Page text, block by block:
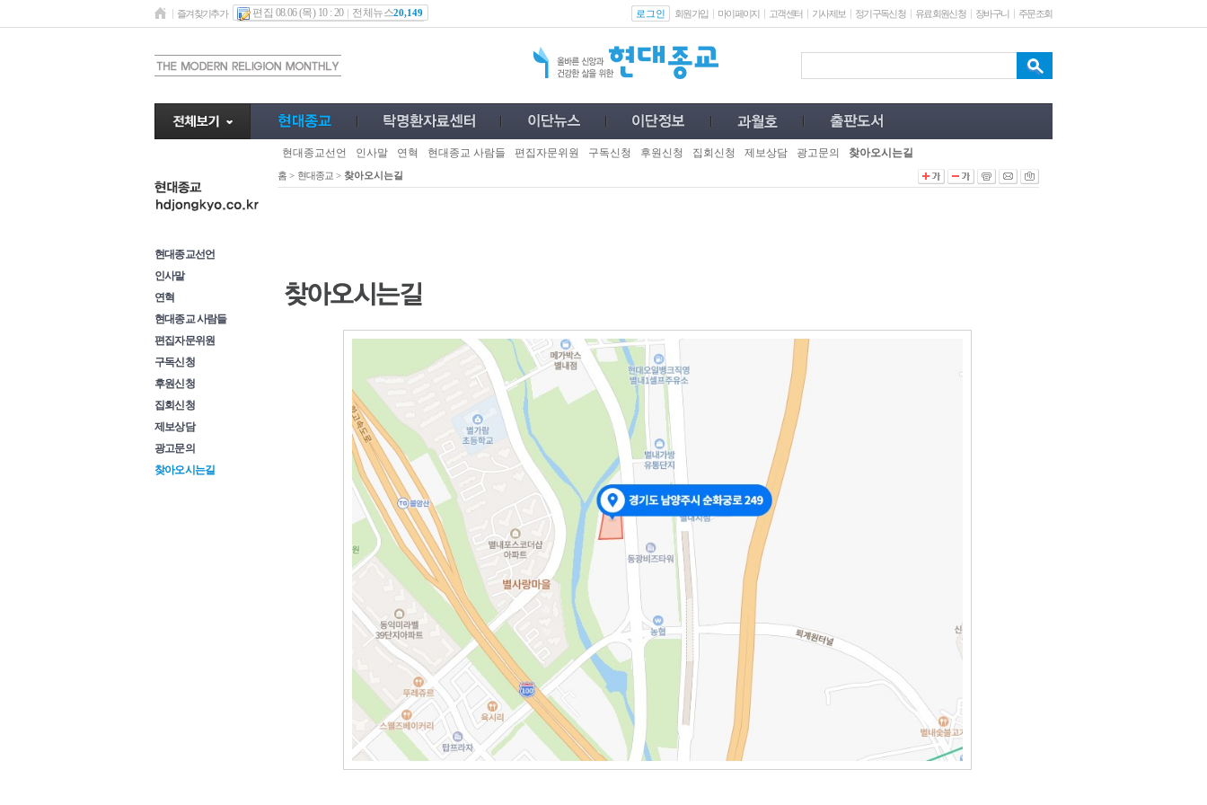
즐겨찾기추가 편집 08.06 (목) 10 : 20 전체뉴스20,149 로그인 회원가입 마이페이지 고객센터 기사제보 정기구독신청 유료회원신청 장바구니 주문조회
현대종교선언 인사말 연혁 현대종교 사람들 편집자문위원 구독신청 후원신청 집회신청 제보상담 광고문의 찾아오시는길
현대종교선언
인사말
연혁
현대종교 사람들
편집자문위원
구독신청
후원신청
집회신청
제보상담
광고문의
찾아오시는길
홈 > 현대종교 > 찾아오시는길